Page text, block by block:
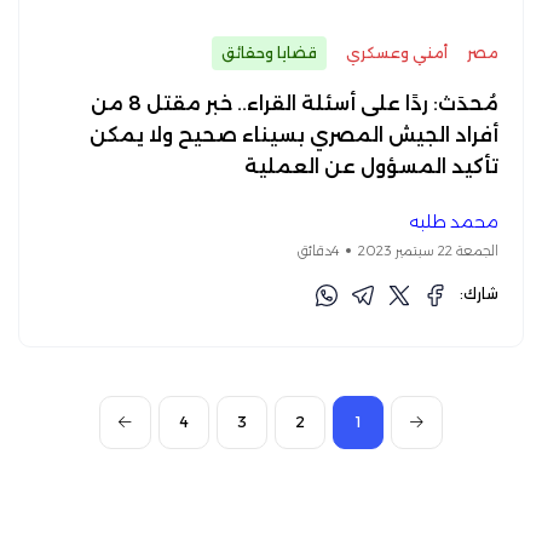
مصر أمني وعسكري قضايا وحقائق
مُحدَث: ردًا على أسئلة القراء.. خبر مقتل 8 من
أفراد الجيش المصري بسيناء صحيح ولا يمكن
تأكيد المسؤول عن العملية
محمد طلبه
الجمعة 22 سبتمبر 2023 4دقائق
شارك:
1
2
3
4